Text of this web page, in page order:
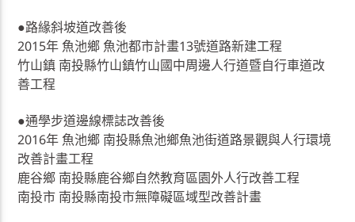
●路緣斜坡道改善後
2015年 魚池鄉 魚池都市計畫13號道路新建工程
竹山鎮 南投縣竹山鎮竹山國中周邊人行道暨自行車道改
善工程
●通學步道邊線標誌改善後
2016年 魚池鄉 南投縣魚池鄉魚池街道路景觀與人行環境
改善計畫工程
鹿谷鄉 南投縣鹿谷鄉自然教育區園外人行改善工程
南投市 南投縣南投市無障礙區域型改善計畫